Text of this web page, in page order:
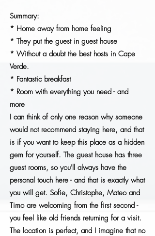
Summary:
* Home away from home feeling
* They put the guest in guest house
* Without a doubt the best hosts in Cape
Verde.
* Fantastic breakfast
* Room with everything you need - and
more
I can think of only one reason why someone
would not recommend staying here, and that
is if you want to keep this place as a hidden
gem for yourself. The guest house has three
guest rooms, so you'll always have the
personal touch here - and that is exactly what
you will get. Sofie, Christophe, Mateo and
Timo are welcoming from the first second -
you feel like old friends returning for a visit.
The location is perfect, and I imagine that no